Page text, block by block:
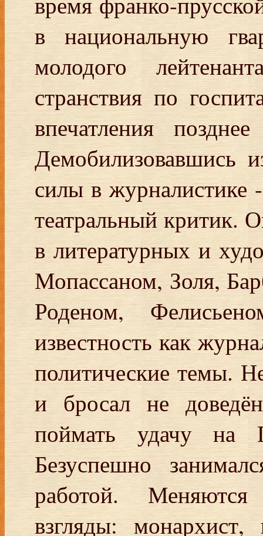
в национальную
молодого
странствия по
впечатления
Демобилизовавшись
силы в журналистике
театральный критик.
в литературных и
Мопассаном, Золя,
Роденом,
известность как
политические темы.
и бросал не
поймать удачу на
Безуспешно
работой.
взгляды: